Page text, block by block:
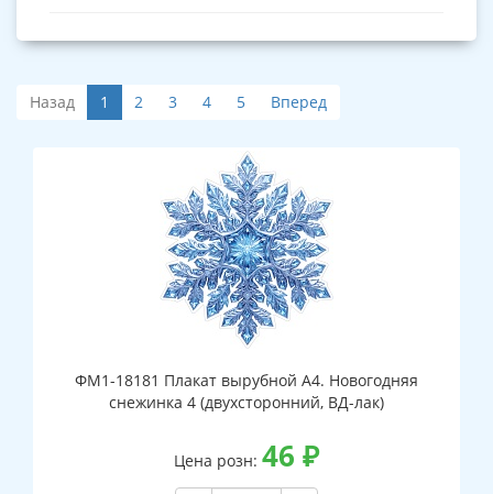
Назад 1 2 3 4 5 Вперед
ФМ1-18181 Плакат вырубной А4. Новогодняя
снежинка 4 (двухсторонний, ВД-лак)
Цена розн: 46 ₽